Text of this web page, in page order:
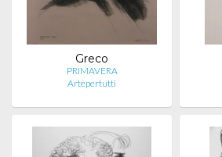
Greco
PRIMAVERA
Artepertutti